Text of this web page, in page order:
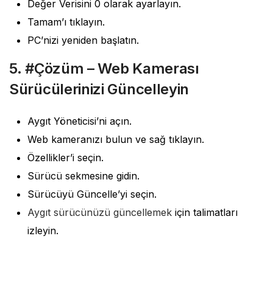
Değer Verisini 0 olarak ayarlayın.
Tamam’ı tıklayın.
PC’nizi yeniden başlatın.
5. #Çözüm – Web Kamerası
Sürücülerinizi Güncelleyin
Aygıt Yöneticisi’ni açın.
Web kameranızı bulun ve sağ tıklayın.
Özellikler’i seçin.
Sürücü sekmesine gidin.
Sürücüyü Güncelle’yi seçin.
Aygıt sürücünüzü güncellemek için talimatları
izleyin.